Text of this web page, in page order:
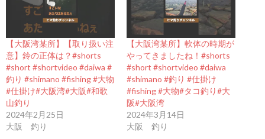
【大阪湾某所】【取り扱い注
意】鈴の正体は？#shorts
#short #shortvideo #daiwa #
釣り #shimano #fishing #大物
#仕掛け#大阪湾#大阪#和歌
山釣り
2024年2月25日
大阪 釣り
【大阪湾某所】軟体の時期が
やってきましたね！#shorts
#short #shortvideo #daiwa
#shimano #釣り #仕掛け
#fishing #大物#タコ釣り#大
阪#大阪湾
2024年3月14日
大阪 釣り